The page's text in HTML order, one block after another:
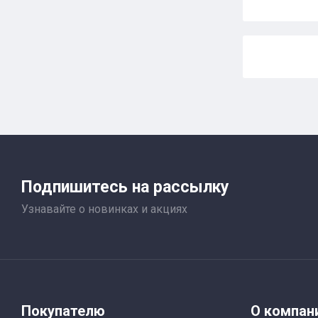
Подпишитесь на рассылку
Узнавайте о новинках и акциях
Покупателю О